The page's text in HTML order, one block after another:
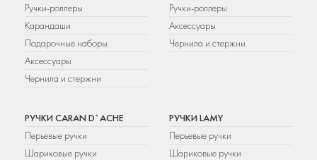
Ручки-роллеры
Карандаши
Подарочные наборы
Аксессуары
Чернила и стержни
Ручки-роллеры
Аксессуары
Чернила и стержни
РУЧКИ CARAN D`ACHE
Перьевые ручки
Шариковые ручки
РУЧКИ LAMY
Перьевые ручки
Шариковые ручки